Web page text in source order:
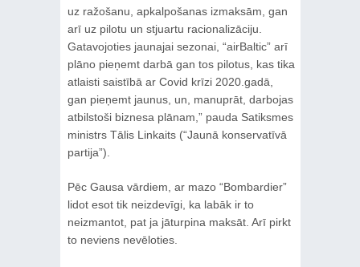
uz ražošanu, apkalpošanas izmaksām, gan
arī uz pilotu un stjuartu racionalizāciju.
Gatavojoties jaunajai sezonai, “airBaltic” arī
plāno pieņemt darbā gan tos pilotus, kas tika
atlaisti saistībā ar Covid krīzi 2020.gadā,
gan pieņemt jaunus, un, manuprāt, darbojas
atbilstoši biznesa plānam,” pauda Satiksmes
ministrs Tālis Linkaits (“Jaunā konservatīvā
partija”).
Pēc Gausa vārdiem, ar mazo “Bombardier”
lidot esot tik neizdevīgi, ka labāk ir to
neizmantot, pat ja jāturpina maksāt. Arī pirkt
to neviens nevēloties.